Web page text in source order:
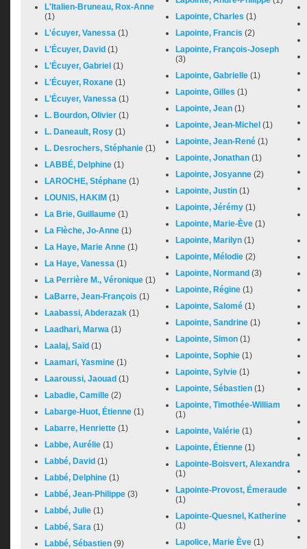
L'Italien-Bruneau, Rox-Anne
(1)
L'écuyer, Vanessa (1)
L'Écuyer, David (1)
L'Écuyer, Gabriel (1)
L'Écuyer, Roxane (1)
L'Écuyer, Vanessa (1)
L. Bourdon, Olivier (1)
L. Daneault, Rosy (1)
L. Desrochers, Stéphanie (1)
LABBÉ, Delphine (1)
LAROCHE, Stéphane (1)
LOUNIS, HAKIM (1)
La Brie, Guillaume (1)
La Flèche, Jo-Anne (1)
La Haye, Marie Anne (1)
La Haye, Vanessa (1)
La Perrière M., Véronique (1)
LaBarre, Jean-François (1)
Laabassi, Abderazak (1)
Laadhari, Marwa (1)
Laalaj, Saïd (1)
Laamari, Yasmine (1)
Laaroussi, Jaouad (1)
Labadie, Camille (2)
Labarge-Huot, Étienne (1)
Labarre, Henriette (1)
Labbe, Aurélie (1)
Labbé, David (1)
Labbé, Delphine (1)
Labbé, Jean-Philippe (3)
Labbé, Julie (1)
Labbé, Sara (1)
Labbé, Sébastien (9)
Lapointe, Charles (1)
Lapointe, Francis (2)
Lapointe, François-Joseph
(3)
Lapointe, Gabrielle (1)
Lapointe, Gilles (1)
Lapointe, Jean (1)
Lapointe, Jean-Michel (1)
Lapointe, Jean-René (1)
Lapointe, Jonathan (1)
Lapointe, Josyanne (2)
Lapointe, Justin (1)
Lapointe, Jérémy (1)
Lapointe, Marie-Ève (1)
Lapointe, Marilyn (1)
Lapointe, Mélodie (2)
Lapointe, Normand (3)
Lapointe, Régine (1)
Lapointe, Salomé (1)
Lapointe, Sandrine (1)
Lapointe, Simon (1)
Lapointe, Sophie (1)
Lapointe, Sylvie (1)
Lapointe, Sébastien (1)
Lapointe, Timothée-William
(1)
Lapointe, Valérie (1)
Lapointe, Étienne (1)
Lapointe-Boisvert, Alexandra
(1)
Lapointe-Provost, Émeraude
(1)
Lapointe-Quesnel, Katherine
(1)
Lapolice, Marie Ève (1)